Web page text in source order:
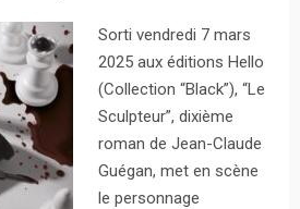
Sorti vendredi 7 mars
2025 aux éditions Hello
(Collection “Black”), “Le
Sculpteur”, dixième
roman de Jean-Claude
Guégan, met en scène
le personnage